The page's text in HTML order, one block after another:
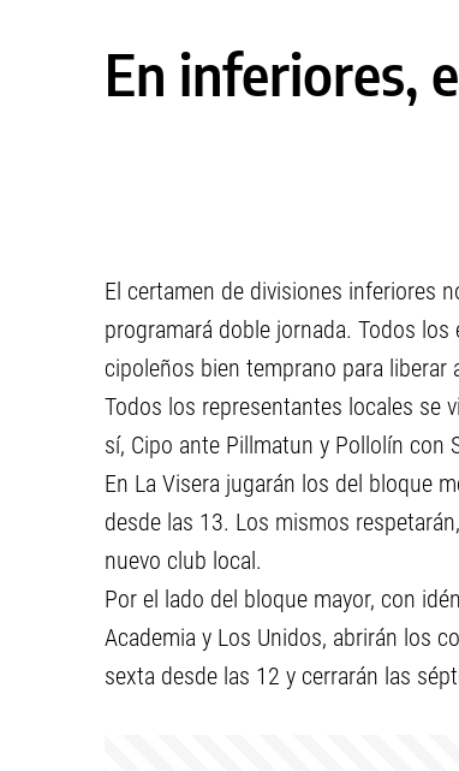
En inferiores,
El certamen de divisiones inferiores
programará doble jornada. Todos
cipoleños bien temprano para liberar
Todos los representantes locales se
sí, Cipo ante Pillmatun y Pollolín con
En La Visera jugarán los del bloque
desde las 13. Los mismos
nuevo club local.
Por el lado del bloque mayor, con
Academia y Los Unidos, abrirán los
sexta desde las 12 y cerrarán las